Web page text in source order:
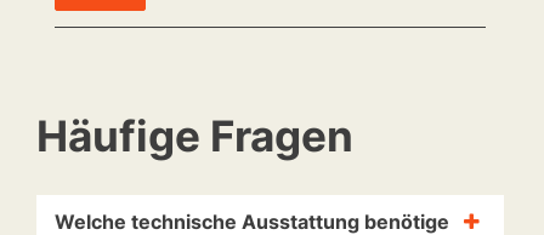
Arbeit und die Arbeit der
konnte wirklich jeder etwas
Häufige Fragen
Welche technische Ausstattung benötige